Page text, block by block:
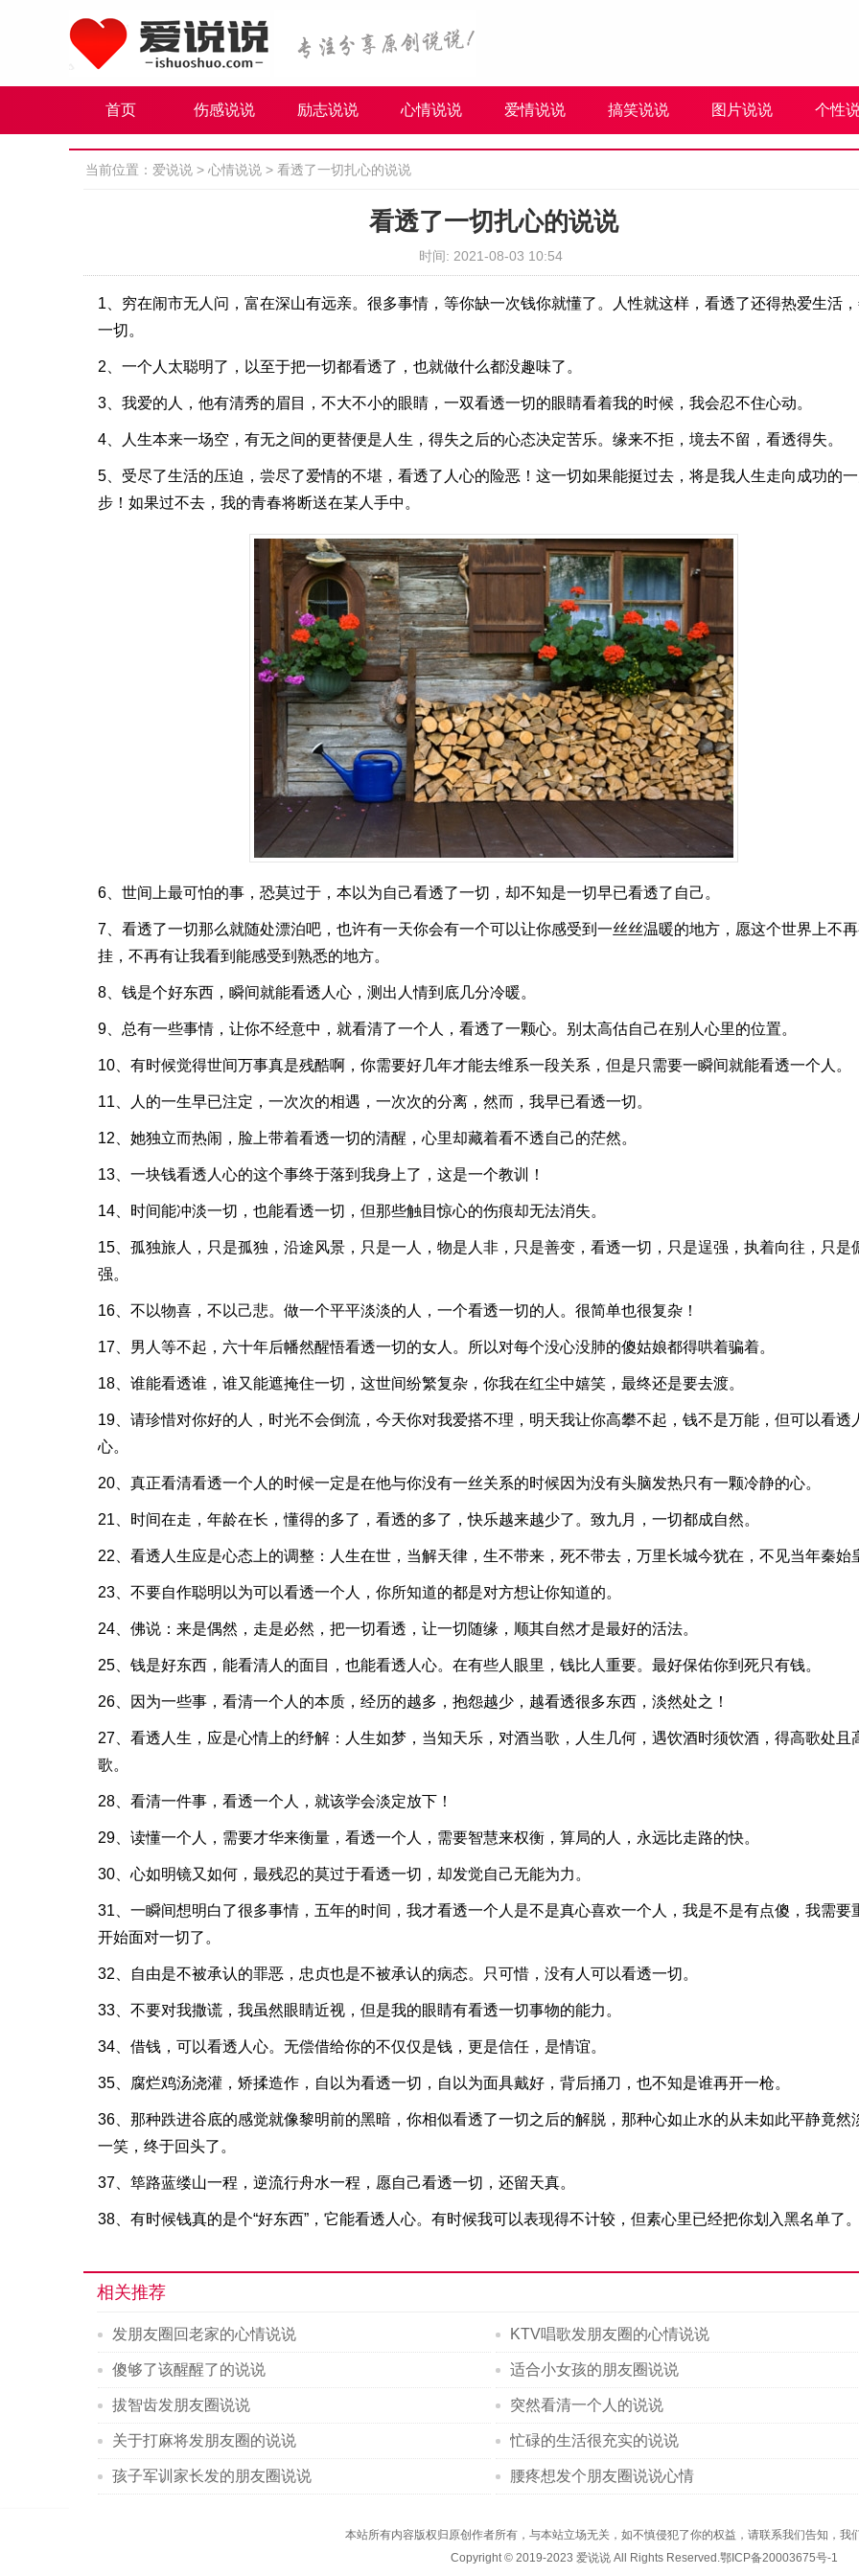
首页 伤感说说 励志说说 心情说说 爱情说说 搞笑说说 图片说说 个性
当前位置： 爱说说 > 心情说说 > 看透了一切扎心的说说
看透了一切扎心的说说
时间: 2021-08-03 10:54
1、穷在闹市无人问，富在深山有远亲。很多事情，等你缺一次钱你就懂了。人性就这样，看透了还得热爱生活
一切。
2、一个人太聪明了，以至于把一切都看透了，也就做什么都没趣味了。
3、我爱的人，他有清秀的眉目，不大不小的眼睛，一双看透一切的眼睛看着我的时候，我会忍不住心动。
4、人生本来一场空，有无之间的更替便是人生，得失之后的心态决定苦乐。缘来不拒，境去不留，看透得失。
5、受尽了生活的压迫，尝尽了爱情的不堪，看透了人心的险恶！这一切如果能挺过去，将是我人生走向成功的
步！如果过不去，我的青春将断送在某人手中。
6、世间上最可怕的事，恐莫过于，本以为自己看透了一切，却不知是一切早已看透了自己。
7、看透了一切那么就随处漂泊吧，也许有一天你会有一个可以让你感受到一丝丝温暖的地方，愿这个世界上不
挂，不再有让我看到能感受到熟悉的地方。
8、钱是个好东西，瞬间就能看透人心，测出人情到底几分冷暖。
9、总有一些事情，让你不经意中，就看清了一个人，看透了一颗心。别太高估自己在别人心里的位置。
10、有时候觉得世间万事真是残酷啊，你需要好几年才能去维系一段关系，但是只需要一瞬间就能看透一个人。
11、人的一生早已注定，一次次的相遇，一次次的分离，然而，我早已看透一切。
12、她独立而热闹，脸上带着看透一切的清醒，心里却藏着看不透自己的茫然。
13、一块钱看透人心的这个事终于落到我身上了，这是一个教训！
14、时间能冲淡一切，也能看透一切，但那些触目惊心的伤痕却无法消失。
15、孤独旅人，只是孤独，沿途风景，只是一人，物是人非，只是善变，看透一切，只是逞强，执着向往，只是
强。
16、不以物喜，不以己悲。做一个平平淡淡的人，一个看透一切的人。很简单也很复杂！
17、男人等不起，六十年后幡然醒悟看透一切的女人。所以对每个没心没肺的傻姑娘都得哄着骗着。
18、谁能看透谁，谁又能遮掩住一切，这世间纷繁复杂，你我在红尘中嬉笑，最终还是要去渡。
19、请珍惜对你好的人，时光不会倒流，今天你对我爱搭不理，明天我让你高攀不起，钱不是万能，但可以看透
心。
20、真正看清看透一个人的时候一定是在他与你没有一丝关系的时候因为没有头脑发热只有一颗冷静的心。
21、时间在走，年龄在长，懂得的多了，看透的多了，快乐越来越少了。致九月，一切都成自然。
22、看透人生应是心态上的调整：人生在世，当解天律，生不带来，死不带去，万里长城今犹在，不见当年秦始
23、不要自作聪明以为可以看透一个人，你所知道的都是对方想让你知道的。
24、佛说：来是偶然，走是必然，把一切看透，让一切随缘，顺其自然才是最好的活法。
25、钱是好东西，能看清人的面目，也能看透人心。在有些人眼里，钱比人重要。最好保佑你到死只有钱。
26、因为一些事，看清一个人的本质，经历的越多，抱怨越少，越看透很多东西，淡然处之！
27、看透人生，应是心情上的纾解：人生如梦，当知天乐，对酒当歌，人生几何，遇饮酒时须饮酒，得高歌处且
歌。
28、看清一件事，看透一个人，就该学会淡定放下！
29、读懂一个人，需要才华来衡量，看透一个人，需要智慧来权衡，算局的人，永远比走路的快。
30、心如明镜又如何，最残忍的莫过于看透一切，却发觉自己无能为力。
31、一瞬间想明白了很多事情，五年的时间，我才看透一个人是不是真心喜欢一个人，我是不是有点傻，我需要
开始面对一切了。
32、自由是不被承认的罪恶，忠贞也是不被承认的病态。只可惜，没有人可以看透一切。
33、不要对我撒谎，我虽然眼睛近视，但是我的眼睛有看透一切事物的能力。
34、借钱，可以看透人心。无偿借给你的不仅仅是钱，更是信任，是情谊。
35、腐烂鸡汤浇灌，矫揉造作，自以为看透一切，自以为面具戴好，背后捅刀，也不知是谁再开一枪。
36、那种跌进谷底的感觉就像黎明前的黑暗，你相似看透了一切之后的解脱，那种心如止水的从未如此平静竟然
一笑，终于回头了。
37、筚路蓝缕山一程，逆流行舟水一程，愿自己看透一切，还留天真。
38、有时候钱真的是个“好东西”，它能看透人心。有时候我可以表现得不计较，但素心里已经把你划入黑名单了
相关推荐
发朋友圈回老家的心情说说 KTV唱歌发朋友圈的心情说说
傻够了该醒醒了的说说 适合小女孩的朋友圈说说
拔智齿发朋友圈说说 突然看清一个人的说说
关于打麻将发朋友圈的说说 忙碌的生活很充实的说说
孩子军训家长发的朋友圈说说 腰疼想发个朋友圈说说心情
本站所有内容版权归原创作者所有，与本站立场无关，如不慎侵犯了你的权益，请联系我们告知，我
Copyright © 2019-2023 爱说说 All Rights Reserved.鄂ICP备20003675号-1